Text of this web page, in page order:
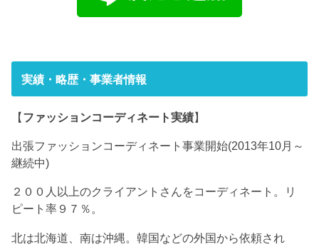
実績・略歴・事業者情報
【ファッションコーディネート実績】
出張ファッションコーディネート事業開始(2013年10月～
継続中)
２００人以上のクライアントさんをコーディネート。リ
ピート率９７％。
北は北海道、南は沖縄。韓国などの外国から依頼され